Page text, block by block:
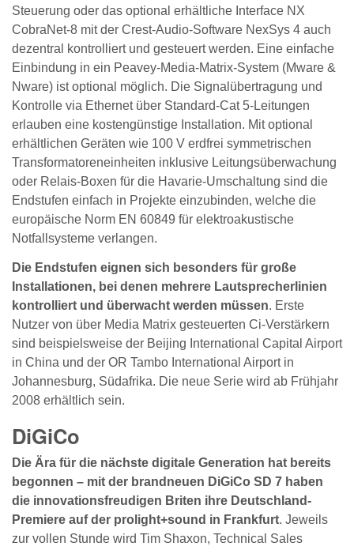
Steuerung oder das optional erhältliche Interface NX
CobraNet-8 mit der Crest-Audio-Software NexSys 4 auch
dezentral kontrolliert und gesteuert werden. Eine einfache
Einbindung in ein Peavey-Media-Matrix-System (Mware &
Nware) ist optional möglich. Die Signalübertragung und
Kontrolle via Ethernet über Standard-Cat 5-Leitungen
erlauben eine kostengünstige Installation. Mit optional
erhältlichen Geräten wie 100 V erdfrei symmetrischen
Transformatoreneinheiten inklusive Leitungsüberwachung
oder Relais-Boxen für die Havarie-Umschaltung sind die
Endstufen einfach in Projekte einzubinden, welche die
europäische Norm EN 60849 für elektroakustische
Notfallsysteme verlangen.
Die Endstufen eignen sich besonders für große
Installationen, bei denen mehrere Lautsprecherlinien
kontrolliert und überwacht werden müssen. Erste
Nutzer von über Media Matrix gesteuerten Ci-Verstärkern
sind beispielsweise der Beijing International Capital Airport
in China und der OR Tambo International Airport in
Johannesburg, Südafrika. Die neue Serie wird ab Frühjahr
2008 erhältlich sein.
DiGiCo
Die Ära für die nächste digitale Generation hat bereits
begonnen – mit der brandneuen DiGiCo SD 7 haben
die innovationsfreudigen Briten ihre Deutschland-
Premiere auf der prolight+sound in Frankfurt. Jeweils
zur vollen Stunde wird Tim Shaxon, Technical Sales